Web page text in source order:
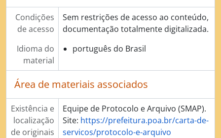
Condições
de acesso
Sem restrições de acesso ao conteúdo,
documentação totalmente digitalizada.
Idioma do
material
português do Brasil
Área de materiais associados
Existência e
localização
de originais
Equipe de Protocolo e Arquivo (SMAP).
Site: https://prefeitura.poa.br/carta-de-
servicos/protocolo-e-arquivo